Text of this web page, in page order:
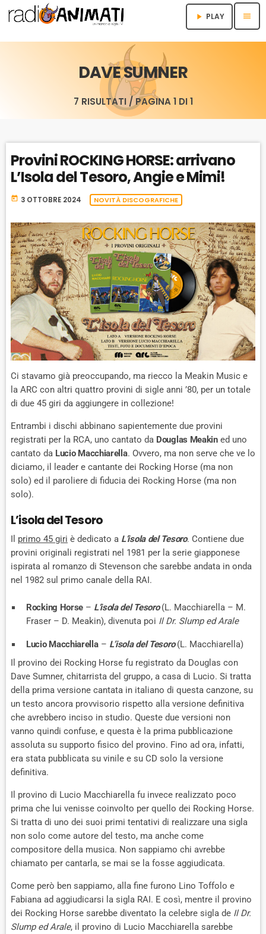
play_arrow PLAY menu
DAVE SUMNER
7 RISULTATI / PAGINA 1 DI 1
Provini ROCKING HORSE: arrivano
L’Isola del Tesoro, Angie e Mimi!
today 3 OTTOBRE 2024 NOVITÀ DISCOGRAFICHE
Ci stavamo già preoccupando, ma riecco la Meakin Music e
la ARC con altri quattro provini di sigle anni ’80, per un totale
di due 45 giri da aggiungere in collezione!
Entrambi i dischi abbinano sapientemente due provini
registrati per la RCA, uno cantato da Douglas Meakined uno
cantato da Lucio Macchiarella. Ovvero, ma non serve che ve lo
diciamo, il leader e cantante dei Rocking Horse (ma non
solo) ed il paroliere di fiducia dei Rocking Horse (ma non
solo).
L’isola del Tesoro
Il primo 45 giri è dedicato a L’isola del Tesoro. Contiene due
provini originali registrati nel 1981 per la serie giapponese
ispirata al romanzo di Stevenson che sarebbe andata in onda
nel 1982 sul primo canale della RAI.
Rocking Horse – L’isola del Tesoro(L. Macchiarella – M.
Fraser – D. Meakin), divenuta poi Il Dr. Slump ed Arale
Lucio Macchiarella– L’isola del Tesoro(L. Macchiarella)
Il provino dei Rocking Horse fu registrato da Douglas con
Dave Sumner, chitarrista del gruppo, a casa di Lucio. Si tratta
della prima versione cantata in italiano di questa canzone, su
un testo ancora provvisorio rispetto alla versione definitiva
che avrebbero inciso in studio. Queste due versioni non
vanno quindi confuse, e questa è la prima pubblicazione
assoluta su supporto fisico del provino. Fino ad ora, infatti,
era stata pubblicata su vinile e su CD solo la versione
definitiva.
Il provino di Lucio Macchiarella fu invece realizzato poco
prima che lui venisse coinvolto per quello dei Rocking Horse.
Si tratta di uno dei suoi primi tentativi di realizzare una sigla
non solo come autore del testo, ma anche come
compositore della musica. Non sappiamo chi avrebbe
chiamato per cantarla, se mai se la fosse aggiudicata.
Come però ben sappiamo, alla fine furono Lino Toffolo e
Fabiana ad aggiudicarsi la sigla RAI. E così, mentre il provino
dei Rocking Horse sarebbe diventato la celebre sigla de Il Dr.
Slump ed Arale, il provino di Lucio Macchiarella sarebbe